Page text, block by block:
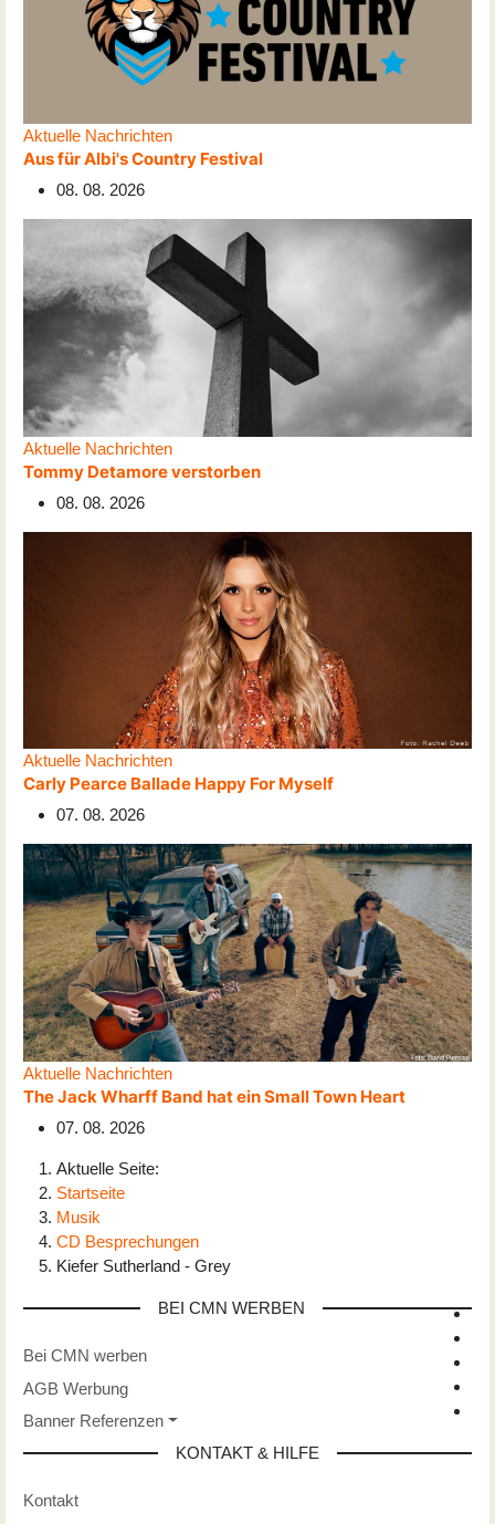
Aktuelle Nachrichten
Aus für Albi's Country Festival
08. 08. 2026
Aktuelle Nachrichten
Tommy Detamore verstorben
08. 08. 2026
Aktuelle Nachrichten
Carly Pearce Ballade Happy For Myself
07. 08. 2026
Aktuelle Nachrichten
The Jack Wharff Band hat ein Small Town Heart
07. 08. 2026
Aktuelle Seite:
Startseite
Musik
CD Besprechungen
Kiefer Sutherland - Grey
BEI CMN WERBEN
Bei CMN werben
AGB Werbung
Banner Referenzen
KONTAKT & HILFE
Kontakt